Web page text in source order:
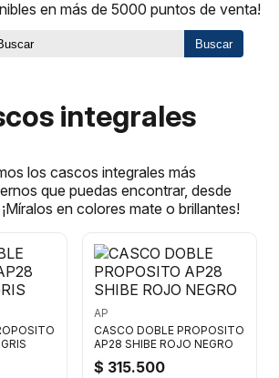
Buscar
integrales
los cascos integrales más
que puedas encontrar, desde
en colores mate o brillantes!
AP
CASCO DOBLE PROPOSITO
AP28 SHIBE ROJO NEGRO
$ 315.500